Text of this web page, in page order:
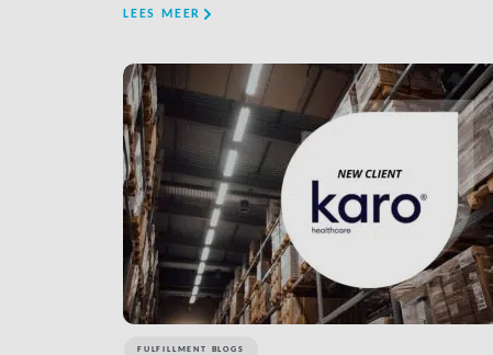
LEES MEER
FULFILLMENT BLOGS
LINK BTN